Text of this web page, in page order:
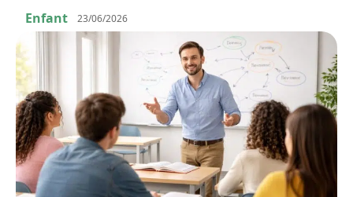
Enfant 23/06/2026